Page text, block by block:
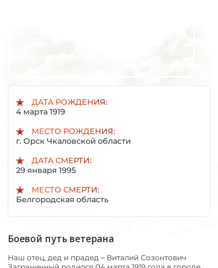
ДАТА РОЖДЕНИЯ:
4 марта 1919
МЕСТО РОЖДЕНИЯ:
г. Орск Чкаловской области
ДАТА СМЕРТИ:
29 января 1995
МЕСТО СМЕРТИ:
Белгородская область
Боевой путь ветерана
Наш отец, дед и прадед – Виталий Созонтович